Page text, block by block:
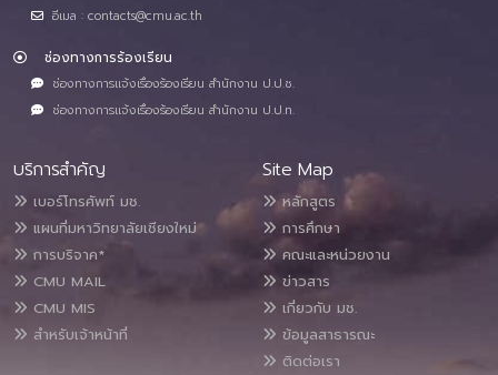
อีเมล : contacts@cmu.ac.th
ช่องทางการร้องเรียน
ช่องทางการแจ้งเรื่องร้องเรียน สำนักงาน ป.ป.ช.
ช่องทางการแจ้งเรื่องร้องเรียน สำนักงาน ป.ป.ท.
บริการสำคัญ
เบอร์โทรศัพท์ มช.
แผนที่มหาวิทยาลัยเชียงใหม่
การบริจาค*
CMU MAIL
CMU MIS
สำหรับเจ้าหน้าที่
Site Map
หลักสูตร
การศึกษา
คณะและหน่วยงาน
ข่าวสาร
เกี่ยวกับ มช.
ข้อมูลสาธารณะ
ติดต่อเรา